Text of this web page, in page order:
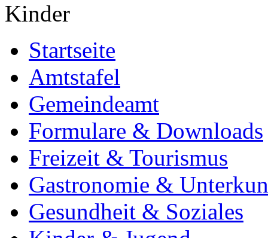
Kinder
Startseite
Amtstafel
Gemeindeamt
Formulare & Downloads
Freizeit & Tourismus
Gastronomie &
Gesundheit & Soziales